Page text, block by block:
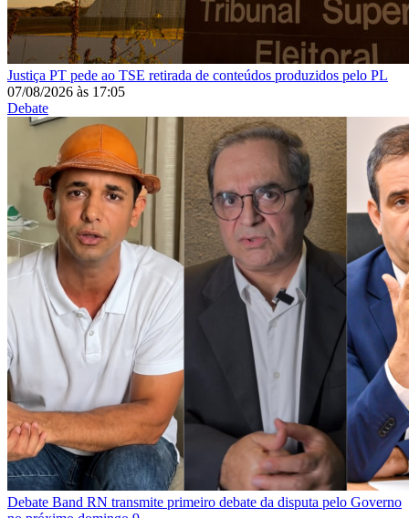
Justiça PT pede ao TSE retirada de conteúdos produzidos pelo PL
07/08/2026 às 17:05
Debate
Debate Band RN transmite primeiro debate da disputa pelo Governo